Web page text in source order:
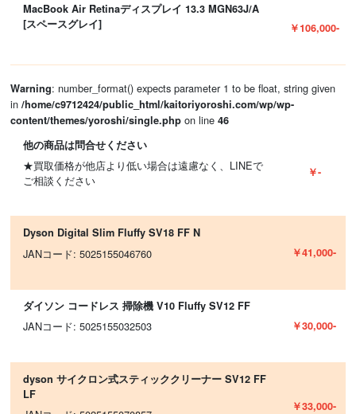
MacBook Air Retinaディスプレイ 13.3 MGN63J/A
[スペースグレイ]
￥106,000-
Warning: number_format() expects parameter 1 to be float, string given
in /home/c9712424/public_html/kaitoriyoroshi.com/wp/wp-
content/themes/yoroshi/single.phpon line 46
他の商品は問合せください
★買取価格が他店より低い場合は遠慮なく、LINEで
ご相談ください
￥-
Dyson Digital Slim Fluffy SV18 FF N
JANコード: 5025155046760 ￥41,000-
ダイソン コードレス 掃除機 V10 Fluffy SV12 FF
JANコード: 5025155032503 ￥30,000-
dyson サイクロン式スティッククリーナー SV12 FF
LF
￥33,000-